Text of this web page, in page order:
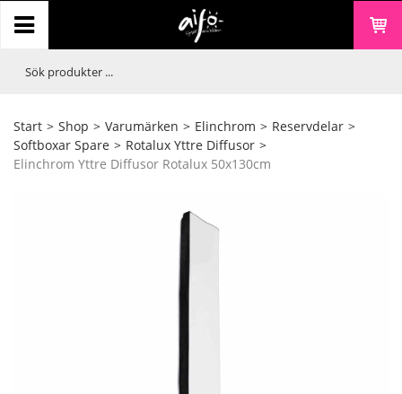
Start > Shop > Varumärken > Elinchrom > Reservdelar >
Softboxar Spare > Rotalux Yttre Diffusor >
Elinchrom Yttre Diffusor Rotalux 50x130cm